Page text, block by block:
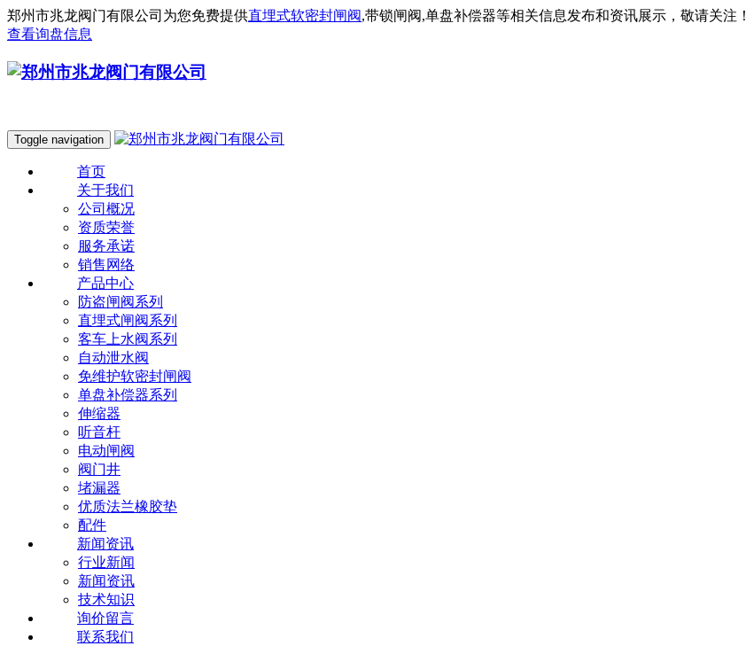
郑州市兆龙阀门有限公司为您免费提供直埋式软密封闸阀,带锁闸阀,单盘补偿器等相关信息发布和资讯展示，敬请关注！
查看询盘信息
Toggle navigation
首页
关于我们
公司概况
资质荣誉
服务承诺
销售网络
产品中心
防盗闸阀系列
直埋式闸阀系列
客车上水阀系列
自动泄水阀
免维护软密封闸阀
单盘补偿器系列
伸缩器
听音杆
电动闸阀
阀门井
堵漏器
优质法兰橡胶垫
配件
新闻资讯
行业新闻
新闻资讯
技术知识
询价留言
联系我们